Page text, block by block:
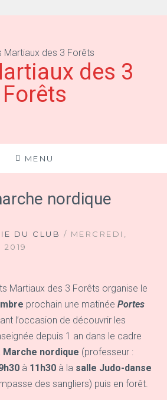
des 3
Forêts
MENU
nordique
DU CLUB / MERCREDI,
2019
Martiaux des 3 Forêts organise le
prochain une matinée Portes
l’occasion de découvrir les
depuis 1 an dans le cadre
Marche nordique (professeur :
à 11h30 à la salle Judo-danse
des sangliers) puis en forêt.